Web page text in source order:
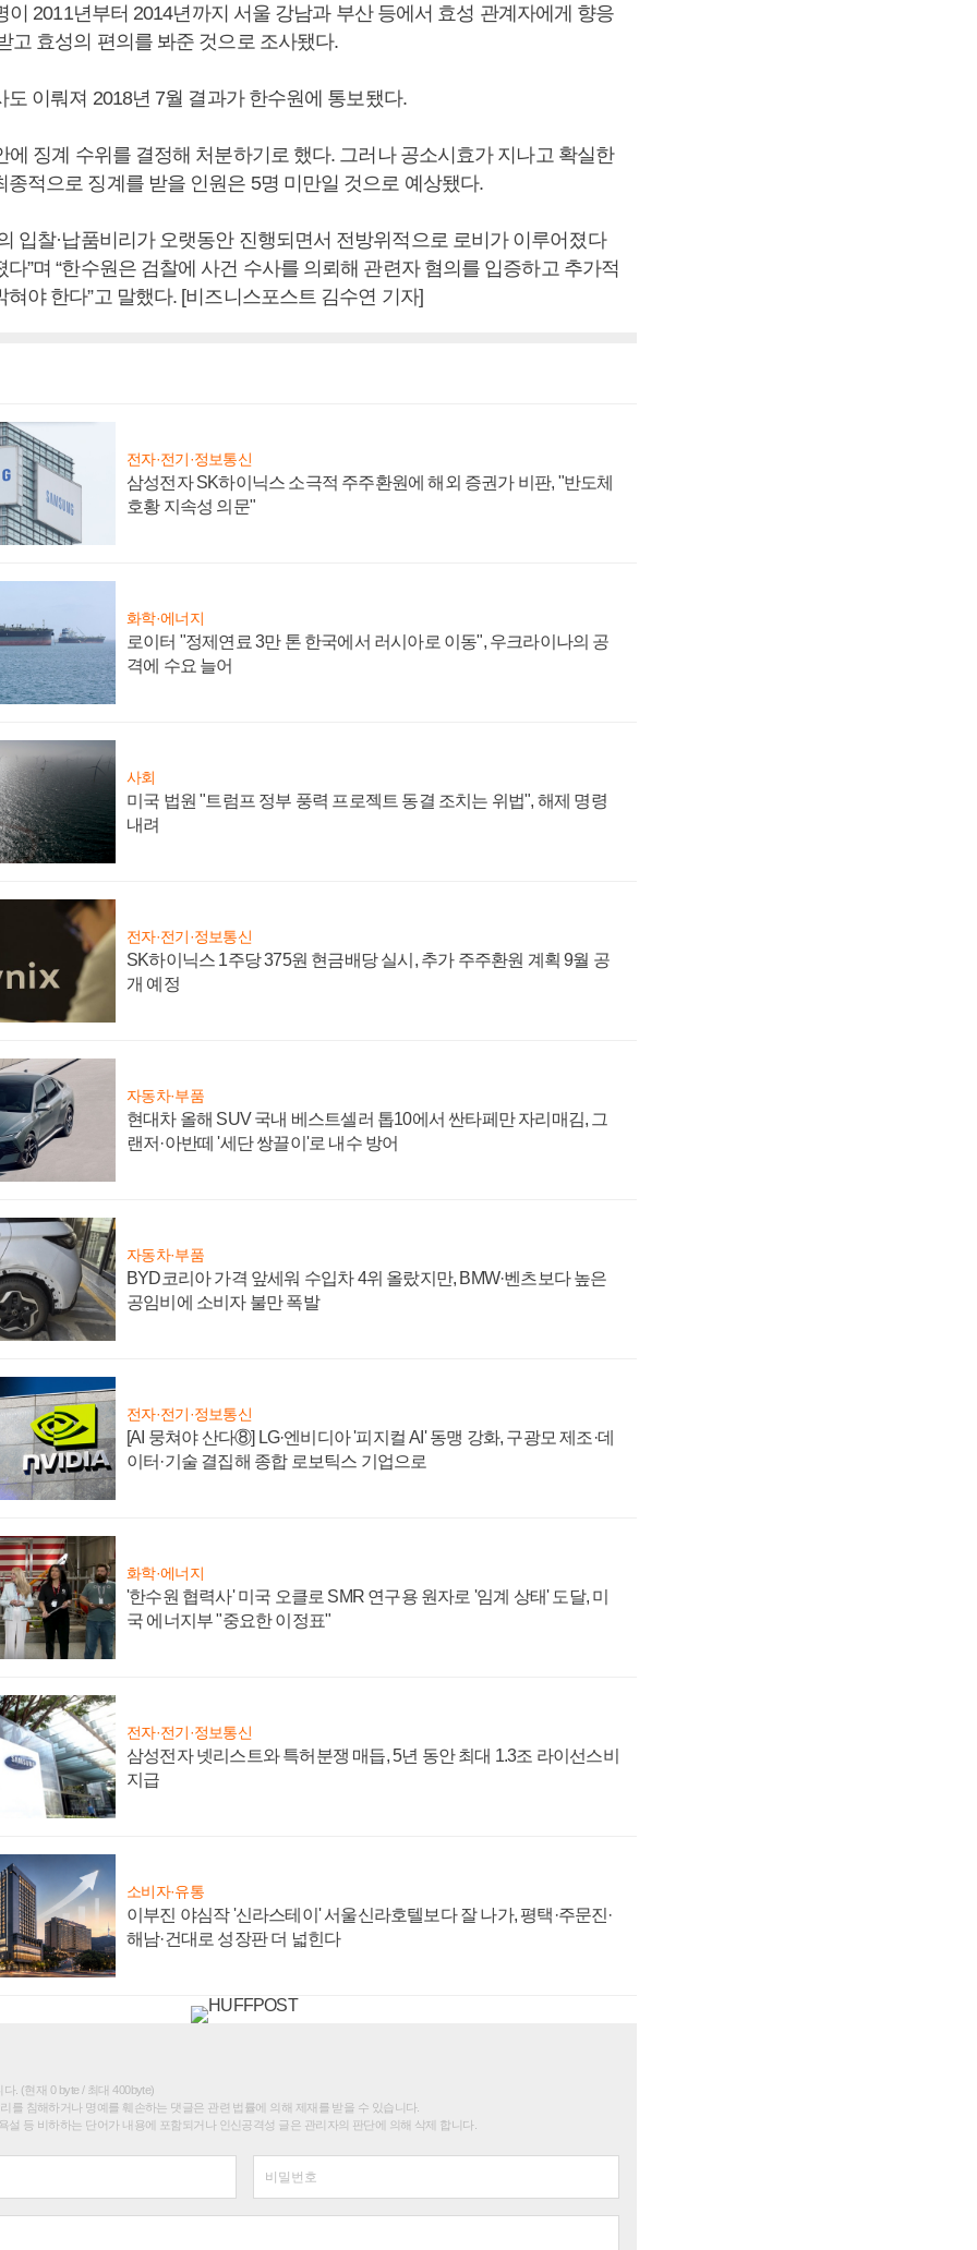
이 2011년부터 2014년까지 서울 강남과 부산 등에서 효성 관계자에게 향응
고 효성의 편의를 봐준 것으로 조사됐다.
도 이뤄져 2018년 7월 결과가 한수원에 통보됐다.
에 징계 수위를 결정해 처분하기로 했다. 그러나 공소시효가 지나고 확실한
종적으로 징계를 받을 인원은 5명 미만일 것으로 예상됐다.
입찰·납품비리가 오랫동안 진행되면서 전방위적으로 로비가 이루어졌다
”며 “한수원은 검찰에 사건 수사를 의뢰해 관련자 혐의를 입증하고 추가적
혀야 한다”고 말했다. [비즈니스포스트 김수연 기자]
전자·전기·정보통신
삼성전자 SK하이닉스 소극적 주주환원에 해외 증권가 비판, "반도체
호황 지속성 의문"
화학·에너지
로이터 "정제연료 3만 톤 한국에서 러시아로 이동", 우크라이나의 공
격에 수요 늘어
사회
미국 법원 "트럼프 정부 풍력 프로젝트 동결 조치는 위법", 해제 명령
내려
전자·전기·정보통신
SK하이닉스 1주당 375원 현금배당 실시, 추가 주주환원 계획 9월 공
개 예정
자동차·부품
현대차 올해 SUV 국내 베스트셀러 톱10에서 싼타페만 자리매김, 그
랜저·아반떼 '세단 쌍끌이'로 내수 방어
자동차·부품
BYD코리아 가격 앞세워 수입차 4위 올랐지만, BMW·벤츠보다 높은
공임비에 소비자 불만 폭발
전자·전기·정보통신
[AI 뭉쳐야 산다⑧] LG·엔비디아 '피지컬 AI' 동맹 강화, 구광모 제조·데
이터·기술 결집해 종합 로보틱스 기업으로
화학·에너지
'한수원 협력사' 미국 오클로 SMR 연구용 원자로 '임계 상태' 도달, 미
국 에너지부 "중요한 이정표"
전자·전기·정보통신
삼성전자 넷리스트와 특허분쟁 매듭, 5년 동안 최대 1.3조 라이선스비
지급
소비자·유통
이부진 야심작 '신라스테이' 서울신라호텔보다 잘 나가, 평택·주문진·
해남·건대로 성장판 더 넓힌다
. (현재 0 byte / 최대 400byte)
를 침해하거나 명예를 훼손하는 댓글은 관련 법률에 의해 제재를 받을 수 있습니다.
설 등 비하하는 단어가 내용에 포함되거나 인신공격성 글은 관리자의 판단에 의해 삭제 합니다.